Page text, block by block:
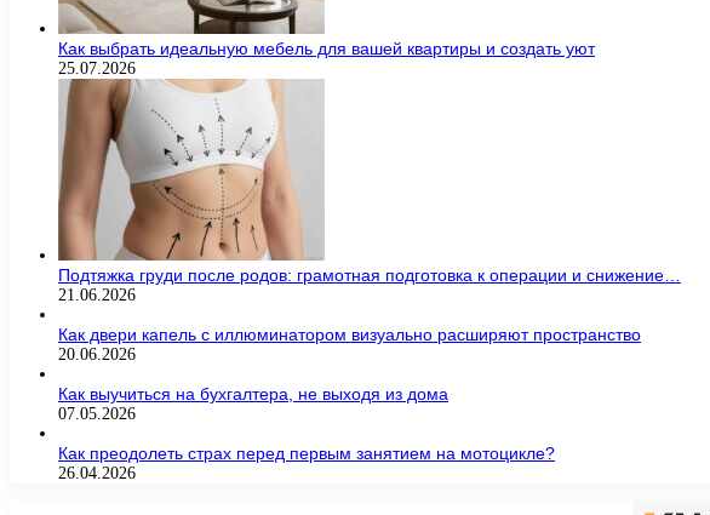
Как выбрать идеальную мебель для вашей квартиры и создать уют
25.07.2026
Подтяжка груди после родов: грамотная подготовка к операции и снижение…
21.06.2026
Как двери капель с иллюминатором визуально расширяют пространство
20.06.2026
Как выучиться на бухгалтера, не выходя из дома
07.05.2026
Как преодолеть страх перед первым занятием на мотоцикле?
26.04.2026